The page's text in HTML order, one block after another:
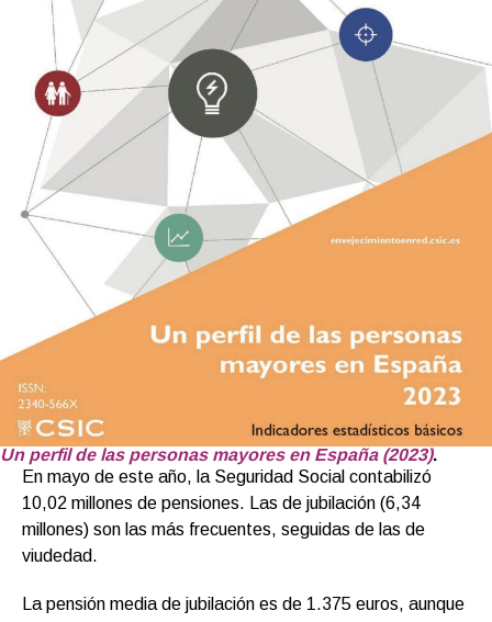
Un perfil de las personas mayores en España (2023).
En mayo de este año, la Seguridad Social contabilizó
10,02 millones de pensiones. Las de jubilación (6,34
millones) son las más frecuentes, seguidas de las de
viudedad.
La pensión media de jubilación es de 1.375 euros, aunque